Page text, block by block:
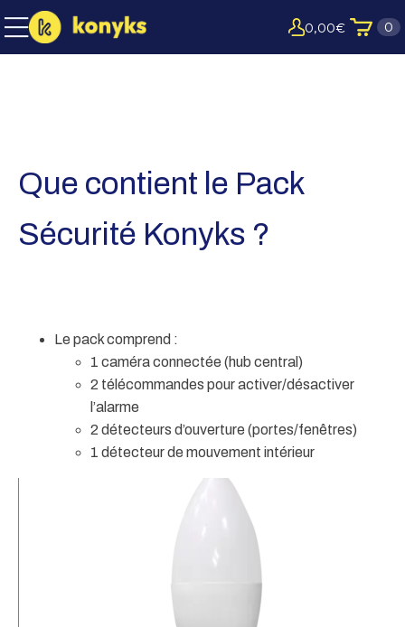
0,00€ 0
Que contient le Pack
Sécurité Konyks ?
Le pack comprend :
1 caméra connectée (hub central)
2 télécommandes pour activer/désactiver
l’alarme
2 détecteurs d’ouverture (portes/fenêtres)
1 détecteur de mouvement intérieur